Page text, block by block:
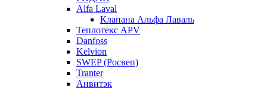
Alfa Laval
Клапана Альфа Лаваль
Теплотекс APV
Danfoss
Kelvion
SWEP (Росвеп)
Tranter
Анвитэк